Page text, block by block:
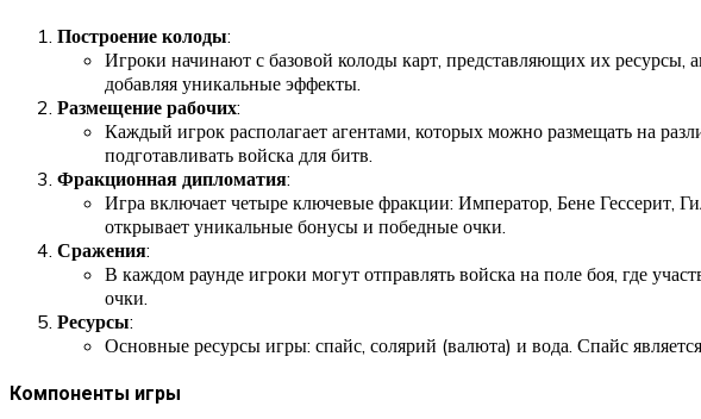
Построение колоды:
Игроки начинают с базовой колоды карт, представляющих их ресурсы,
добавляя уникальные эффекты.
Размещение рабочих:
Каждый игрок располагает агентами, которых можно размещать на
подготавливать войска для битв.
Фракционная дипломатия:
Игра включает четыре ключевые фракции: Император, Бене Гессерит,
открывает уникальные бонусы и победные очки.
Сражения:
В каждом раунде игроки могут отправлять войска на поле боя, где
очки.
Ресурсы:
Основные ресурсы игры: спайс, солярий (валюта) и вода. Спайс
Компоненты игры